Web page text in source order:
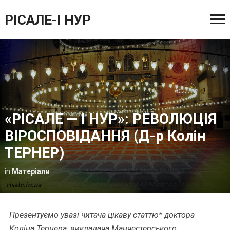
РІСАЛЕ-І НУР
«РІСАЛЕ — І НУР»: РЕВОЛЮЦІЯ
ВІРОСПОВІДАННЯ (Д-р Колін
ТЕРНЕР)
in Матеріали
Презентуємо увазі читача цікаву статтю* доктора